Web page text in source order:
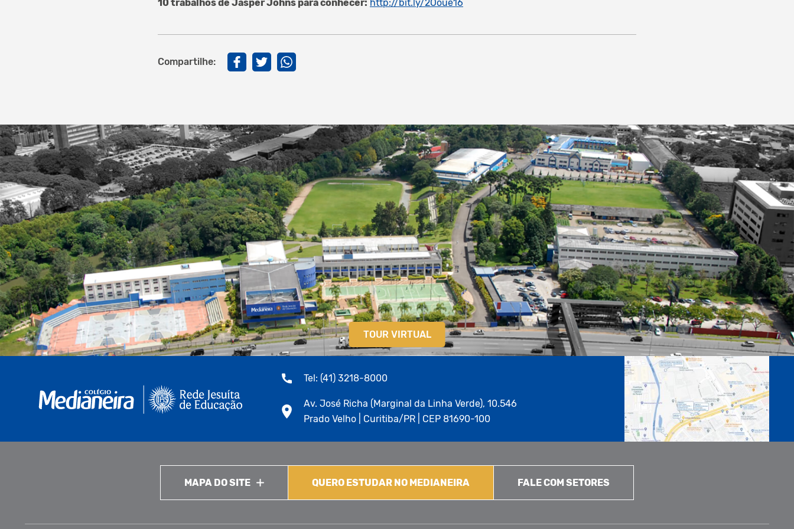
10 trabalhos de Jasper Johns para conhecer: http://bit.ly/2Ooue16
Compartilhe:
TOUR VIRTUAL
Tel: (41) 3218-8000
Av. José Richa (Marginal da Linha Verde), 10.546
Prado Velho | Curitiba/PR | CEP 81690-100
MAPA DO SITE QUERO ESTUDAR NO MEDIANEIRA FALE COM SETORES